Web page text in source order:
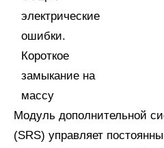
Модуль дополнительной
(SRS) управляет